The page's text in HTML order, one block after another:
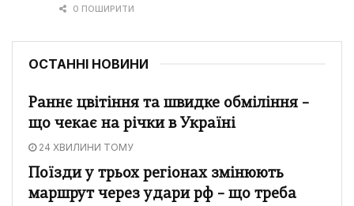
0 ПОШИРИТИ
ОСТАННІ НОВИНИ
Раннє цвітіння та швидке обміління –
що чекає на річки в Україні
24 ХВИЛИНИ ТОМУ
Поїзди у трьох регіонах змінюють
маршрут через удари рф – що треба